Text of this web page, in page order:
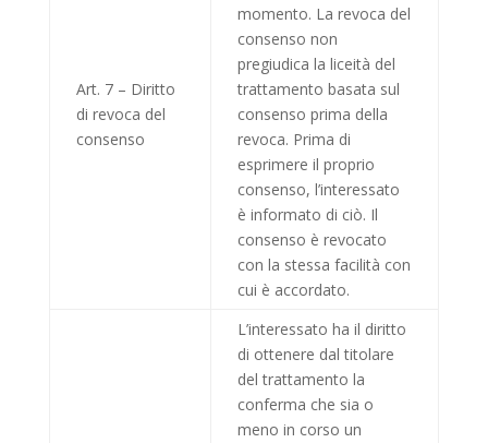
Art. 7 – Diritto
di revoca del
consenso
momento. La revoca del
consenso non
pregiudica la liceità del
trattamento basata sul
consenso prima della
revoca. Prima di
esprimere il proprio
consenso, l’interessato
è informato di ciò. Il
consenso è revocato
con la stessa facilità con
cui è accordato.
L’interessato ha il diritto
di ottenere dal titolare
del trattamento la
conferma che sia o
meno in corso un